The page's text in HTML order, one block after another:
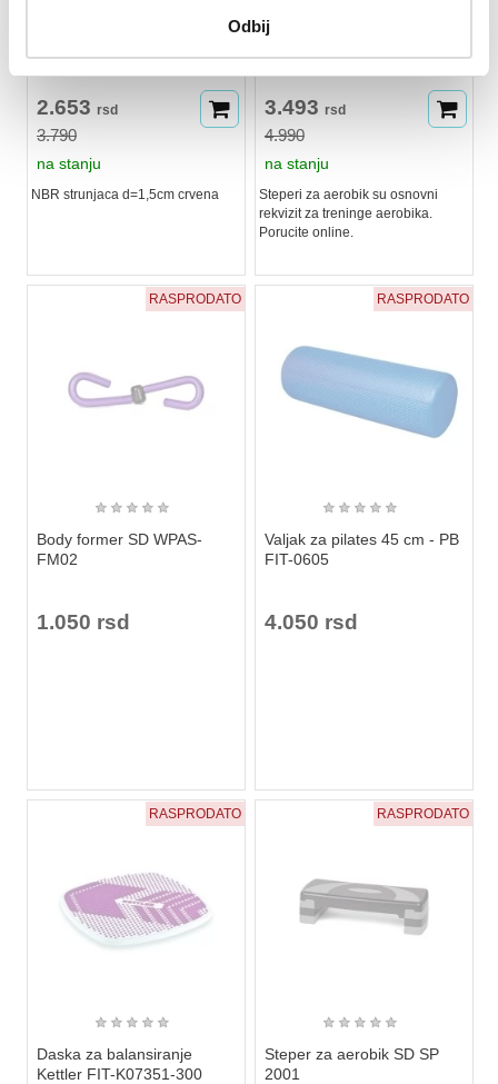
Odbij
2.653 rsd
3.790
na stanju
NBR strunjaca d=1,5cm crvena
RING Steper za aerobik RX
3.493 rsd
4.990
na stanju
Steperi za aerobik su osnovni
rekvizit za treninge aerobika.
Porucite online.
RASPRODATO
★ ★ ★ ★ ★
Body former SD WPAS-
FM02
1.050 rsd
RASPRODATO
★ ★ ★ ★ ★
Valjak za pilates 45 cm - PB
FIT-0605
4.050 rsd
RASPRODATO
★ ★ ★ ★ ★
Daska za balansiranje
Kettler FIT-K07351-300
RASPRODATO
★ ★ ★ ★ ★
Steper za aerobik SD SP
2001